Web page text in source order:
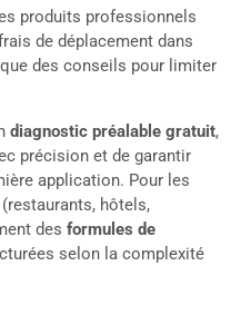
produits professionnels
de déplacement dans
des conseils pour limiter
diagnostic préalable gratuit,
précision et de garantir
application. Pour les
hôtels,
des formules de
selon la complexité